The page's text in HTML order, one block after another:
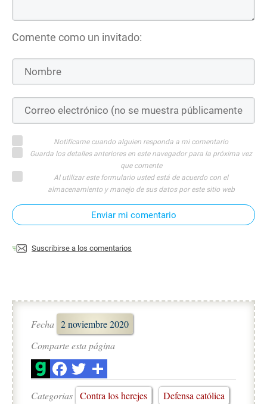
Comente como un invitado:
Notifícame cuando alguien responda a mi comentario
Guarda los detalles anteriores en este navegador para la próxima vez
que comente
Al utilizar este formulario usted está de acuerdo con el
almacenamiento y manejo de sus datos por este sitio web
Enviar mi comentario
Suscribirse a los comentarios
Fecha 2 noviembre 2020
Comparte esta página
Categorias Contra los herejes
Defensa católica